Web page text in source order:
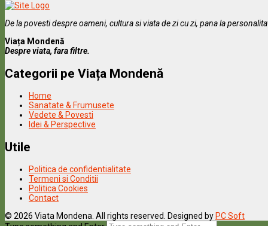
De la povesti despre oameni, cultura si viata de zi cu zi, pana la
Viața Mondenă
Despre viata, fara filtre.
Categorii pe Viața Mondenă
Home
Sanatate & Frumusete
Vedete & Povesti
Idei & Perspective
Utile
Politica de confidentialitate
Termeni si Conditii
Politica Cookies
Contact
© 2026 Viata Mondena. All rights reserved. Designed by PC Soft